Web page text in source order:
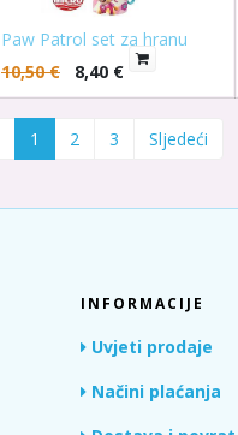
Paw Patrol set za hranu
10,50€ 8,40 €
1 2 3 Sljedeći
INFORMACIJE
Uvjeti prodaje
Načini plaćanja